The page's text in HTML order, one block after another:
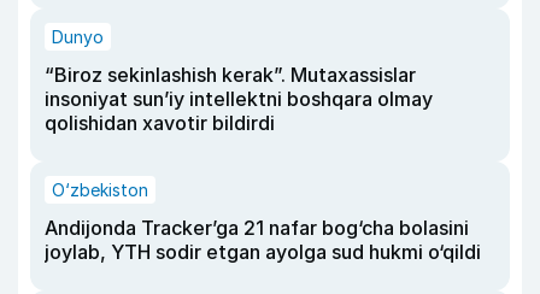
Dunyo
“Biroz sekinlashish kerak”. Mutaxassislar
insoniyat sun’iy intellektni boshqara olmay
qolishidan xavotir bildirdi
O‘zbekiston
Andijonda Tracker’ga 21 nafar bog‘cha bolasini
joylab, YTH sodir etgan ayolga sud hukmi o‘qildi